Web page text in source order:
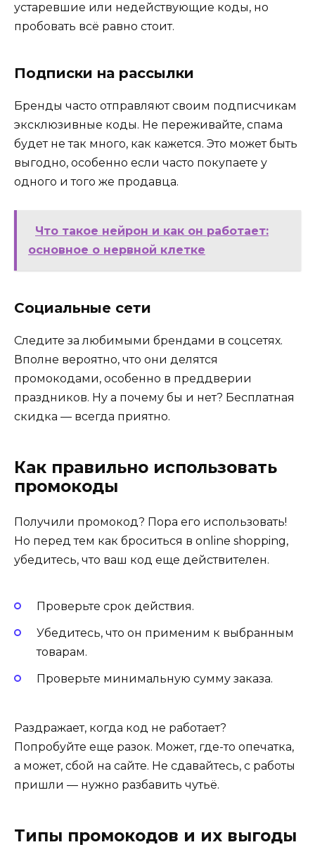
устаревшие или недействующие коды, но
пробовать всё равно стоит.
Подписки на рассылки
Бренды часто отправляют своим подписчикам
эксклюзивные коды. Не переживайте, спама
будет не так много, как кажется. Это может быть
выгодно, особенно если часто покупаете у
одного и того же продавца.
Что такое нейрон и как он работает:
основное о нервной клетке
Социальные сети
Следите за любимыми брендами в соцсетях.
Вполне вероятно, что они делятся
промокодами, особенно в преддверии
праздников. Ну а почему бы и нет? Бесплатная
скидка — всегда приятно.
Как правильно использовать
промокоды
Получили промокод? Пора его использовать!
Но перед тем как броситься в online shopping,
убедитесь, что ваш код еще действителен.
Проверьте срок действия.
Убедитесь, что он применим к выбранным
товарам.
Проверьте минимальную сумму заказа.
Раздражает, когда код не работает?
Попробуйте еще разок. Может, где-то опечатка,
а может, сбой на сайте. Не сдавайтесь, с работы
пришли — нужно разбавить чутьё.
Типы промокодов и их выгоды